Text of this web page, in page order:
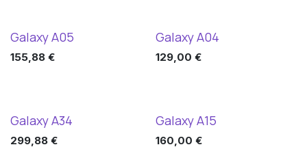
Galaxy A05
155,88 €
Galaxy A04
129,00 €
Galaxy A34
299,88 €
Galaxy A15
160,00 €